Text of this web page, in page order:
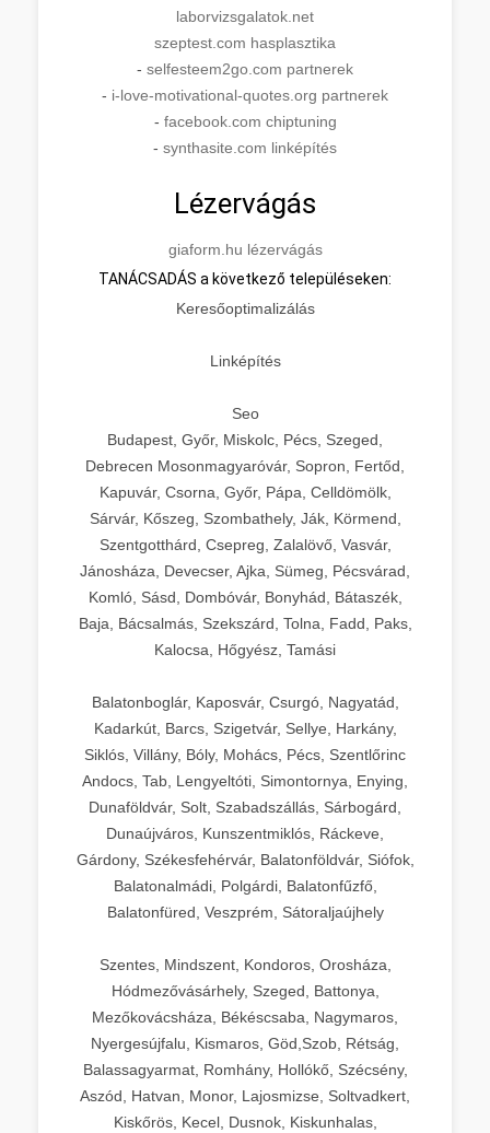
laborvizsgalatok.net
szeptest.com hasplasztika
- selfesteem2go.com partnerek
- i-love-motivational-quotes.org partnerek
- facebook.com chiptuning
- synthasite.com linképítés
Lézervágás
giaform.hu lézervágás
TANÁCSADÁS a következő településeken:
Keresőoptimalizálás
Linképítés
Seo
Budapest, Győr, Miskolc, Pécs, Szeged,
Debrecen Mosonmagyaróvár, Sopron, Fertőd,
Kapuvár, Csorna, Győr, Pápa, Celldömölk,
Sárvár, Kőszeg, Szombathely, Ják, Körmend,
Szentgotthárd, Csepreg, Zalalövő, Vasvár,
Jánosháza, Devecser, Ajka, Sümeg, Pécsvárad,
Komló, Sásd, Dombóvár, Bonyhád, Bátaszék,
Baja, Bácsalmás, Szekszárd, Tolna, Fadd, Paks,
Kalocsa, Hőgyész, Tamási
Balatonboglár, Kaposvár, Csurgó, Nagyatád,
Kadarkút, Barcs, Szigetvár, Sellye, Harkány,
Siklós, Villány, Bóly, Mohács, Pécs, Szentlőrinc
Andocs, Tab, Lengyeltóti, Simontornya, Enying,
Dunaföldvár, Solt, Szabadszállás, Sárbogárd,
Dunaújváros, Kunszentmiklós, Ráckeve,
Gárdony, Székesfehérvár, Balatonföldvár, Siófok,
Balatonalmádi, Polgárdi, Balatonfűzfő,
Balatonfüred, Veszprém, Sátoraljaújhely
Szentes, Mindszent, Kondoros, Orosháza,
Hódmezővásárhely, Szeged, Battonya,
Mezőkovácsháza, Békéscsaba, Nagymaros,
Nyergesújfalu, Kismaros, Göd,Szob, Rétság,
Balassagyarmat, Romhány, Hollókő, Szécsény,
Aszód, Hatvan, Monor, Lajosmizse, Soltvadkert,
Kiskőrös, Kecel, Dusnok, Kiskunhalas,